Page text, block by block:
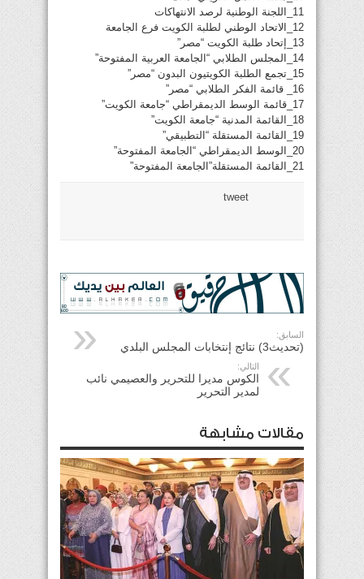
11_اللجنة الوطنية لرصد الانتهاكات
12_الاتحاد الوطني لطلبة الكويت فرع الجامعة
13_إتحاد طلبة الكويت “مصر”
14_المجلس الطلابي “الجامعة العربية المفتوحة”
15_تجمع الطلبة الكويتيون البدون “مصر”
16_ قائمة الفكر الطلابي “مصر”
17_قائمة الوسط الديمقراطي “جامعة الكويت”
18_القائمة المدنية “جامعة الكويت”
19_القائمة المستقلة “التطبيقي”
20_الوسط الديمقراطي “الجامعة المفتوحة”
21_القائمة المستقلة”الجامعة المفتوحة”
tweet
السابق:
(تحديث3) نتائج إنتخابات المجلس البلدي
التالي:
الكوس مديرا للتحرير والعصيمي نائب
لمدير التحرير
مقالات مشابهة